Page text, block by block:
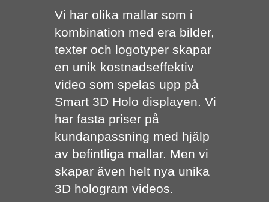
Vi har olika mallar som i
kombination med era bilder,
texter och logotyper skapar
en unik kostnadseffektiv
video som spelas upp på
Smart 3D Holo displayen. Vi
har fasta priser på
kundanpassning med hjälp
av befintliga mallar. Men vi
skapar även helt nya unika
3D hologram videos.